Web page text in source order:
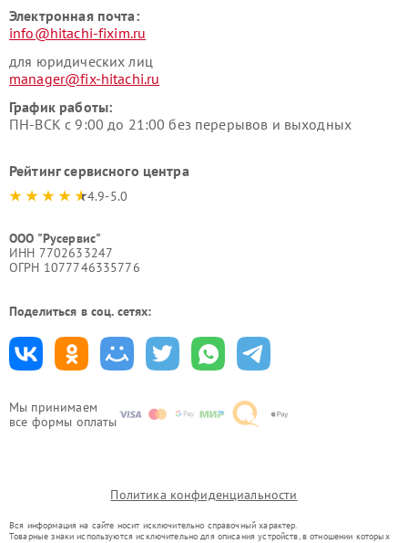
Мы принимаем
все формы оплаты
Электронная почта:
info@hitachi-fixim.ru
для юридических лиц
manager@fix-hitachi.ru
График работы:
ПН-ВСК с 9:00 до 21:00 без перерывов и выходных
Рейтинг сервисного центра
4.9-5.0
ООО "Русервис"
ИНН 7702633247
ОГРН 1077746335776
Поделиться в соц. сетях:
Политика конфиденциальности
Вся информация на сайте носит исключительно справочный характер.
Товарные знаки используются исключительно для описания устройств, в отношении которых